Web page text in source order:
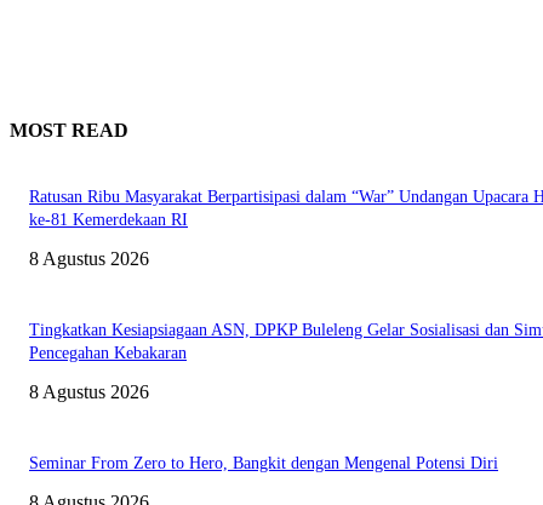
MOST READ
Ratusan Ribu Masyarakat Berpartisipasi dalam “War” Undangan Upacara
ke-81 Kemerdekaan RI
8 Agustus 2026
Tingkatkan Kesiapsiagaan ASN, DPKP Buleleng Gelar Sosialisasi dan
Pencegahan Kebakaran
8 Agustus 2026
Seminar From Zero to Hero, Bangkit dengan Mengenal Potensi Diri